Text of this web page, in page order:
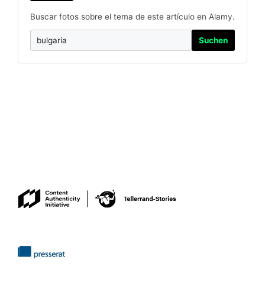
Buscar fotos sobre el tema de este artículo en Alamy.
Suchen